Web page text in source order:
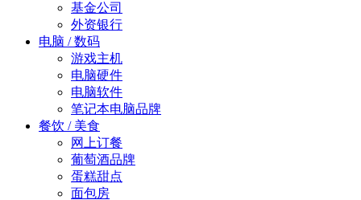
基金公司
外资银行
电脑 / 数码
游戏主机
电脑硬件
电脑软件
笔记本电脑品牌
餐饮 / 美食
网上订餐
葡萄酒品牌
蛋糕甜点
面包房